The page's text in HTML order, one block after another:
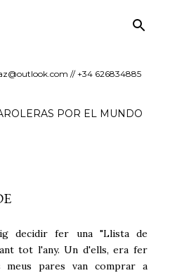
// +34 626834885
POR EL MUNDO
decidir fer una "Llista de
tot l'any. Un d'ells, era fer
pares van comprar a